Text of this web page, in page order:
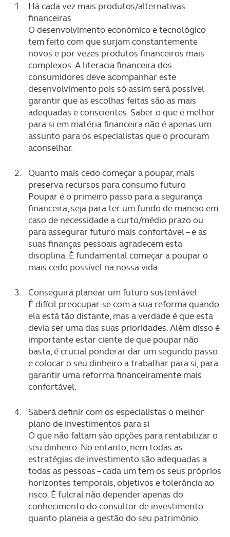
Há cada vez mais produtos/alternativas
financeiras
O desenvolvimento económico e tecnológico
tem feito com que surjam constantemente
novos e por vezes produtos financeiros mais
complexos. A literacia financeira dos
consumidores deve acompanhar este
desenvolvimento pois só assim será possível
garantir que as escolhas feitas são as mais
adequadas e conscientes. Saber o que é melhor
para si em matéria financeira não é apenas um
assunto para os especialistas que o procuram
aconselhar.
Quanto mais cedo começar a poupar, mais
preserva recursos para consumo futuro
Poupar é o primeiro passo para a segurança
financeira, seja para ter um fundo de maneio em
caso de necessidade a curto/médio prazo ou
para assegurar futuro mais confortável – e as
suas finanças pessoais agradecem esta
disciplina. É fundamental começar a poupar o
mais cedo possível na nossa vida.
Conseguirá planear um futuro sustentável
É difícil preocupar-se com a sua reforma quando
ela está tão distante, mas a verdade é que esta
devia ser uma das suas prioridades. Além disso é
importante estar ciente de que poupar não
basta, é crucial ponderar dar um segundo passo
e colocar o seu dinheiro a trabalhar para si, para
garantir uma reforma financeiramente mais
confortável.
Saberá definir com os especialistas o melhor
plano de investimentos para si
O que não faltam são opções para rentabilizar o
seu dinheiro. No entanto, nem todas as
estratégias de investimento são adequadas a
todas as pessoas – cada um tem os seus próprios
horizontes temporais, objetivos e tolerância ao
risco. É fulcral não depender apenas do
conhecimento do consultor de investimento
quanto planeia a gestão do seu património.